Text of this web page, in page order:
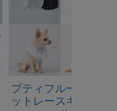
プティフルール・ド
ットレースキャミソ